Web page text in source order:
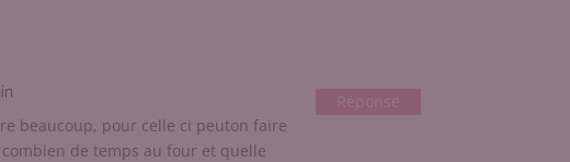
beaucoup, pour celle ci peuton faire
de temps au four et quelle
Réponse